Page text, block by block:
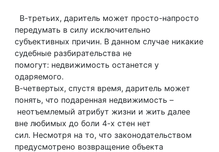
В-третьих, даритель может просто-напросто
передумать в силу исключительно
субъективных причин. В данном случае никакие
судебные разбирательства не
помогут: недвижимость останется у
одаряемого.
В-четвертых, спустя время, даритель может
понять, что подаренная недвижимость –
неотъемлемый атрибут жизни и жить далее
вне любимых до боли 4-х стен нет
сил. Несмотря на то, что законодательством
предусмотрено возвращение объекта